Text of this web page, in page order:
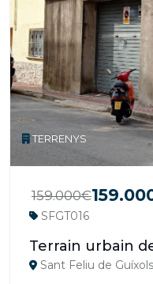
TERRENYS
159.000€
SFGT016
Terrain urbain
Sant Feliu de Guíxols